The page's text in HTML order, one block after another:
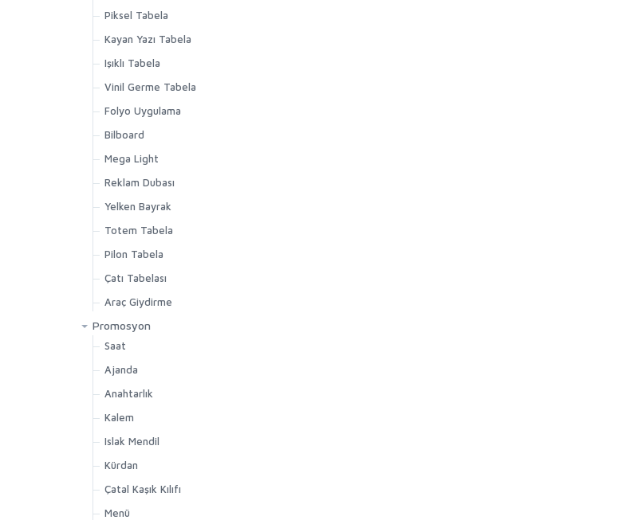
Piksel Tabela
Kayan Yazı Tabela
Işıklı Tabela
Vinil Germe Tabela
Folyo Uygulama
Bilboard
Mega Light
Reklam Dubası
Yelken Bayrak
Totem Tabela
Pilon Tabela
Çatı Tabelası
Araç Giydirme
Promosyon
Saat
Ajanda
Anahtarlık
Kalem
Islak Mendil
Kürdan
Çatal Kaşık Kılıfı
Menü